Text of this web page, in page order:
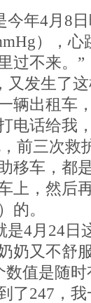
今年4月8
），
过不来。”
又发生了
辆出租车
电话给我
前三次救
移车，都
上，然后
的。
是4月24日
奶又不舒
数值是随
了247，